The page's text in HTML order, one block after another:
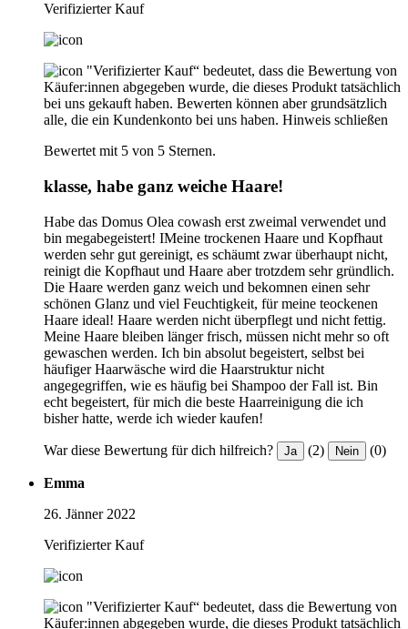
Verifizierter Kauf
"Verifizierter Kauf“ bedeutet, dass die Bewertung von
Käufer:innen abgegeben wurde, die dieses Produkt tatsächlich
bei uns gekauft haben. Bewerten können aber grundsätzlich
alle, die ein Kundenkonto bei uns haben. Hinweis schließen
Bewertet mit 5 von 5 Sternen.
klasse, habe ganz weiche Haare!
Habe das Domus Olea cowash erst zweimal verwendet und
bin megabegeistert! IMeine trockenen Haare und Kopfhaut
werden sehr gut gereinigt, es schäumt zwar überhaupt nicht,
reinigt die Kopfhaut und Haare aber trotzdem sehr gründlich.
Die Haare werden ganz weich und bekomnen einen sehr
schönen Glanz und viel Feuchtigkeit, für meine teockenen
Haare ideal! Haare werden nicht überpflegt und nicht fettig.
Meine Haare bleiben länger frisch, müssen nicht mehr so oft
gewaschen werden. Ich bin absolut begeistert, selbst bei
häufiger Haarwäsche wird die Haarstruktur nicht
angegegriffen, wie es häufig bei Shampoo der Fall ist. Bin
echt begeistert, für mich die beste Haarreinigung die ich
bisher hatte, werde ich wieder kaufen!
War diese Bewertung für dich hilfreich? Ja (2) Nein (0)
Emma
26. Jänner 2022
Verifizierter Kauf
"Verifizierter Kauf“ bedeutet, dass die Bewertung von
Käufer:innen abgegeben wurde, die dieses Produkt tatsächlich